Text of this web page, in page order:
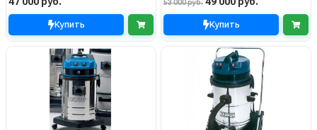
Купить
53 000 руб.
Купить